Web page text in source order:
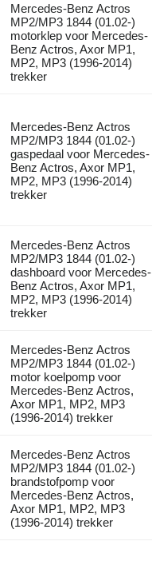
Mercedes-Benz Actros
MP2/MP3 1844 (01.02-)
motorklep voor Mercedes-
Benz Actros, Axor MP1,
MP2, MP3 (1996-2014)
trekker
Mercedes-Benz Actros
MP2/MP3 1844 (01.02-)
gaspedaal voor Mercedes-
Benz Actros, Axor MP1,
MP2, MP3 (1996-2014)
trekker
Mercedes-Benz Actros
MP2/MP3 1844 (01.02-)
dashboard voor Mercedes-
Benz Actros, Axor MP1,
MP2, MP3 (1996-2014)
trekker
Mercedes-Benz Actros
MP2/MP3 1844 (01.02-)
motor koelpomp voor
Mercedes-Benz Actros,
Axor MP1, MP2, MP3
(1996-2014) trekker
Mercedes-Benz Actros
MP2/MP3 1844 (01.02-)
brandstofpomp voor
Mercedes-Benz Actros,
Axor MP1, MP2, MP3
(1996-2014) trekker